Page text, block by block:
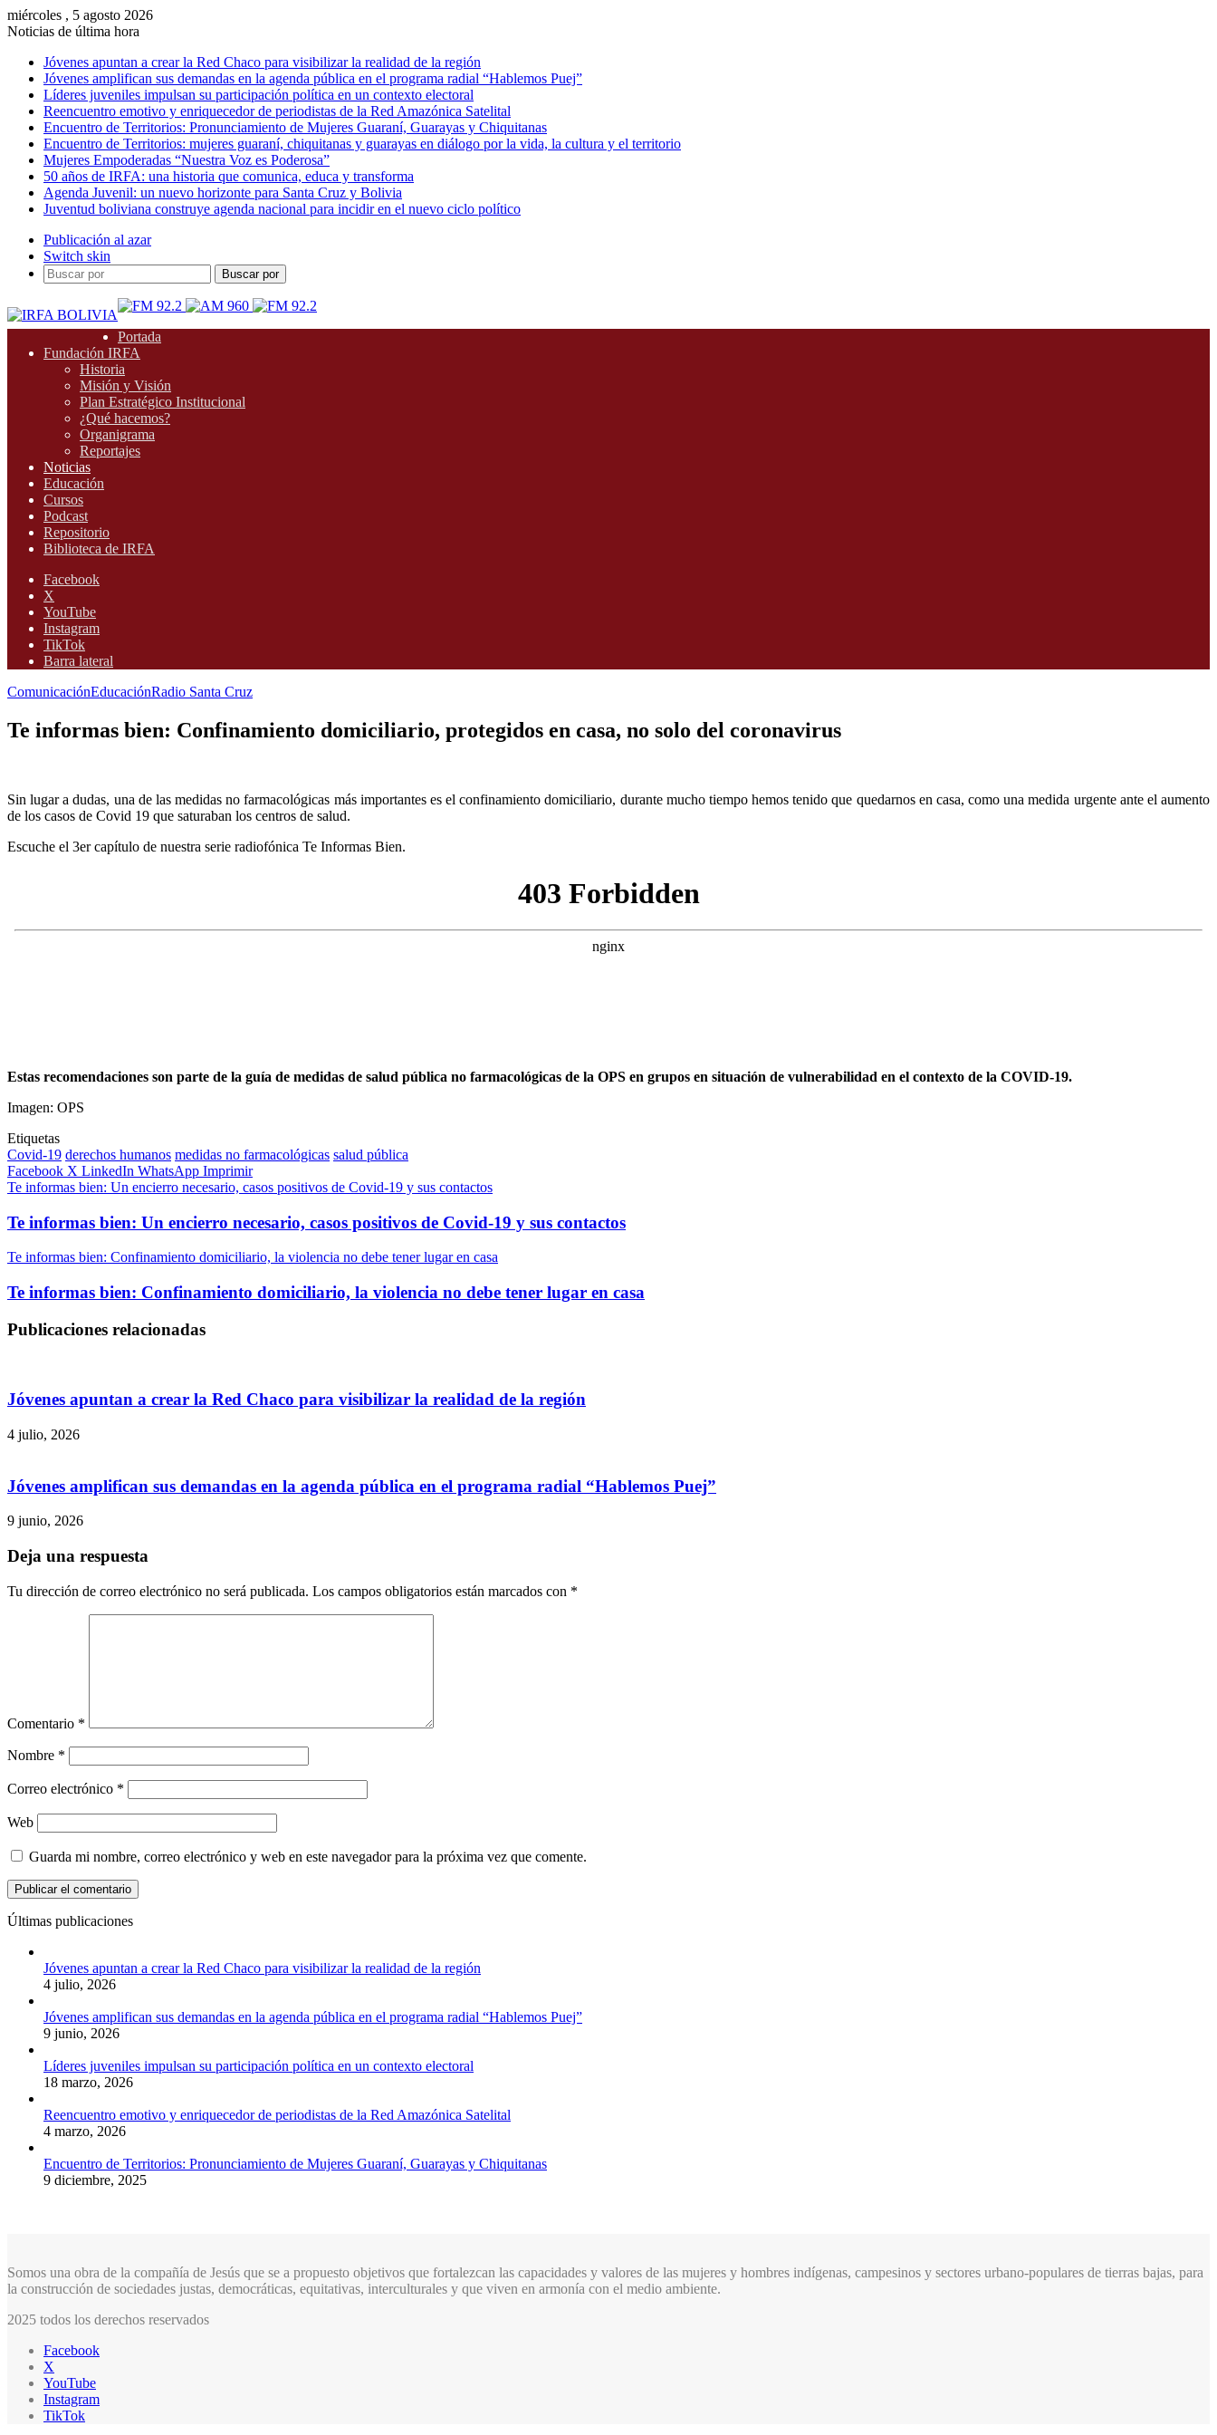
miércoles , 5 agosto 2026
Noticias de última hora
Jóvenes apuntan a crear la Red Chaco para visibilizar la realidad de la región
Jóvenes amplifican sus demandas en la agenda pública en el programa radial “Hablemos Puej”
Líderes juveniles impulsan su participación política en un contexto electoral
Reencuentro emotivo y enriquecedor de periodistas de la Red Amazónica Satelital
Encuentro de Territorios: Pronunciamiento de Mujeres Guaraní, Guarayas y Chiquitanas
Encuentro de Territorios: mujeres guaraní, chiquitanas y guarayas en diálogo por la vida, la cultura y el territorio
Mujeres Empoderadas “Nuestra Voz es Poderosa”
50 años de IRFA: una historia que comunica, educa y transforma
Agenda Juvenil: un nuevo horizonte para Santa Cruz y Bolivia
Juventud boliviana construye agenda nacional para incidir en el nuevo ciclo político
Publicación al azar
Switch skin
Buscar por
Portada
Fundación IRFA
Historia
Misión y Visión
Plan Estratégico Institucional
¿Qué hacemos?
Organigrama
Reportajes
Noticias
Educación
Cursos
Podcast
Repositorio
Biblioteca de IRFA
Facebook
X
YouTube
Instagram
TikTok
Barra lateral
ComunicaciónEducaciónRadio Santa Cruz
Te informas bien: Confinamiento domiciliario, protegidos en casa, no solo del coronavirus
Sin lugar a dudas, una de las medidas no farmacológicas más importantes es el confinamiento domiciliario, durante mucho tiempo hemos tenido que quedarnos en casa, como una medida urgente ante el aumento
de los casos de Covid 19 que saturaban los centros de salud.
Escuche el 3er capítulo de nuestra serie radiofónica Te Informas Bien.
Estas recomendaciones son parte de la guía de medidas de salud pública no farmacológicas de la OPS en grupos en situación de vulnerabilidad en el contexto de la COVID-19.
Imagen: OPS
Etiquetas
Covid-19 derechos humanos medidas no farmacológicas salud pública
Facebook X LinkedIn WhatsApp Imprimir
Te informas bien: Un encierro necesario, casos positivos de Covid-19 y sus contactos
Te informas bien: Un encierro necesario, casos positivos de Covid-19 y sus contactos
Te informas bien: Confinamiento domiciliario, la violencia no debe tener lugar en casa
Te informas bien: Confinamiento domiciliario, la violencia no debe tener lugar en casa
Publicaciones relacionadas
Jóvenes apuntan a crear la Red Chaco para visibilizar la realidad de la región
4 julio, 2026
Jóvenes amplifican sus demandas en la agenda pública en el programa radial “Hablemos Puej”
9 junio, 2026
Deja una respuesta
Tu dirección de correo electrónico no será publicada. Los campos obligatorios están marcados con *
Comentario *
Nombre *
Correo electrónico *
Web
Guarda mi nombre, correo electrónico y web en este navegador para la próxima vez que comente.
Últimas publicaciones
Jóvenes apuntan a crear la Red Chaco para visibilizar la realidad de la región
4 julio, 2026
Jóvenes amplifican sus demandas en la agenda pública en el programa radial “Hablemos Puej”
9 junio, 2026
Líderes juveniles impulsan su participación política en un contexto electoral
18 marzo, 2026
Reencuentro emotivo y enriquecedor de periodistas de la Red Amazónica Satelital
4 marzo, 2026
Encuentro de Territorios: Pronunciamiento de Mujeres Guaraní, Guarayas y Chiquitanas
9 diciembre, 2025
Somos una obra de la compañía de Jesús que se a propuesto objetivos que fortalezcan las capacidades y valores de las mujeres y hombres indígenas, campesinos y sectores urbano-populares de tierras bajas, para
la construcción de sociedades justas, democráticas, equitativas, interculturales y que viven en armonía con el medio ambiente.
2025 todos los derechos reservados
Facebook
X
YouTube
Instagram
TikTok